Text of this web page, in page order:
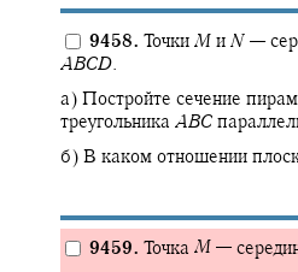
9458. Точки M и N —
ABCD.
а) Постройте сечение
треугольника ABC
б) В каком отношении
9459. Точка M —